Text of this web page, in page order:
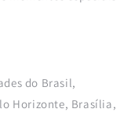
do Brasil,
Horizonte, Brasília,